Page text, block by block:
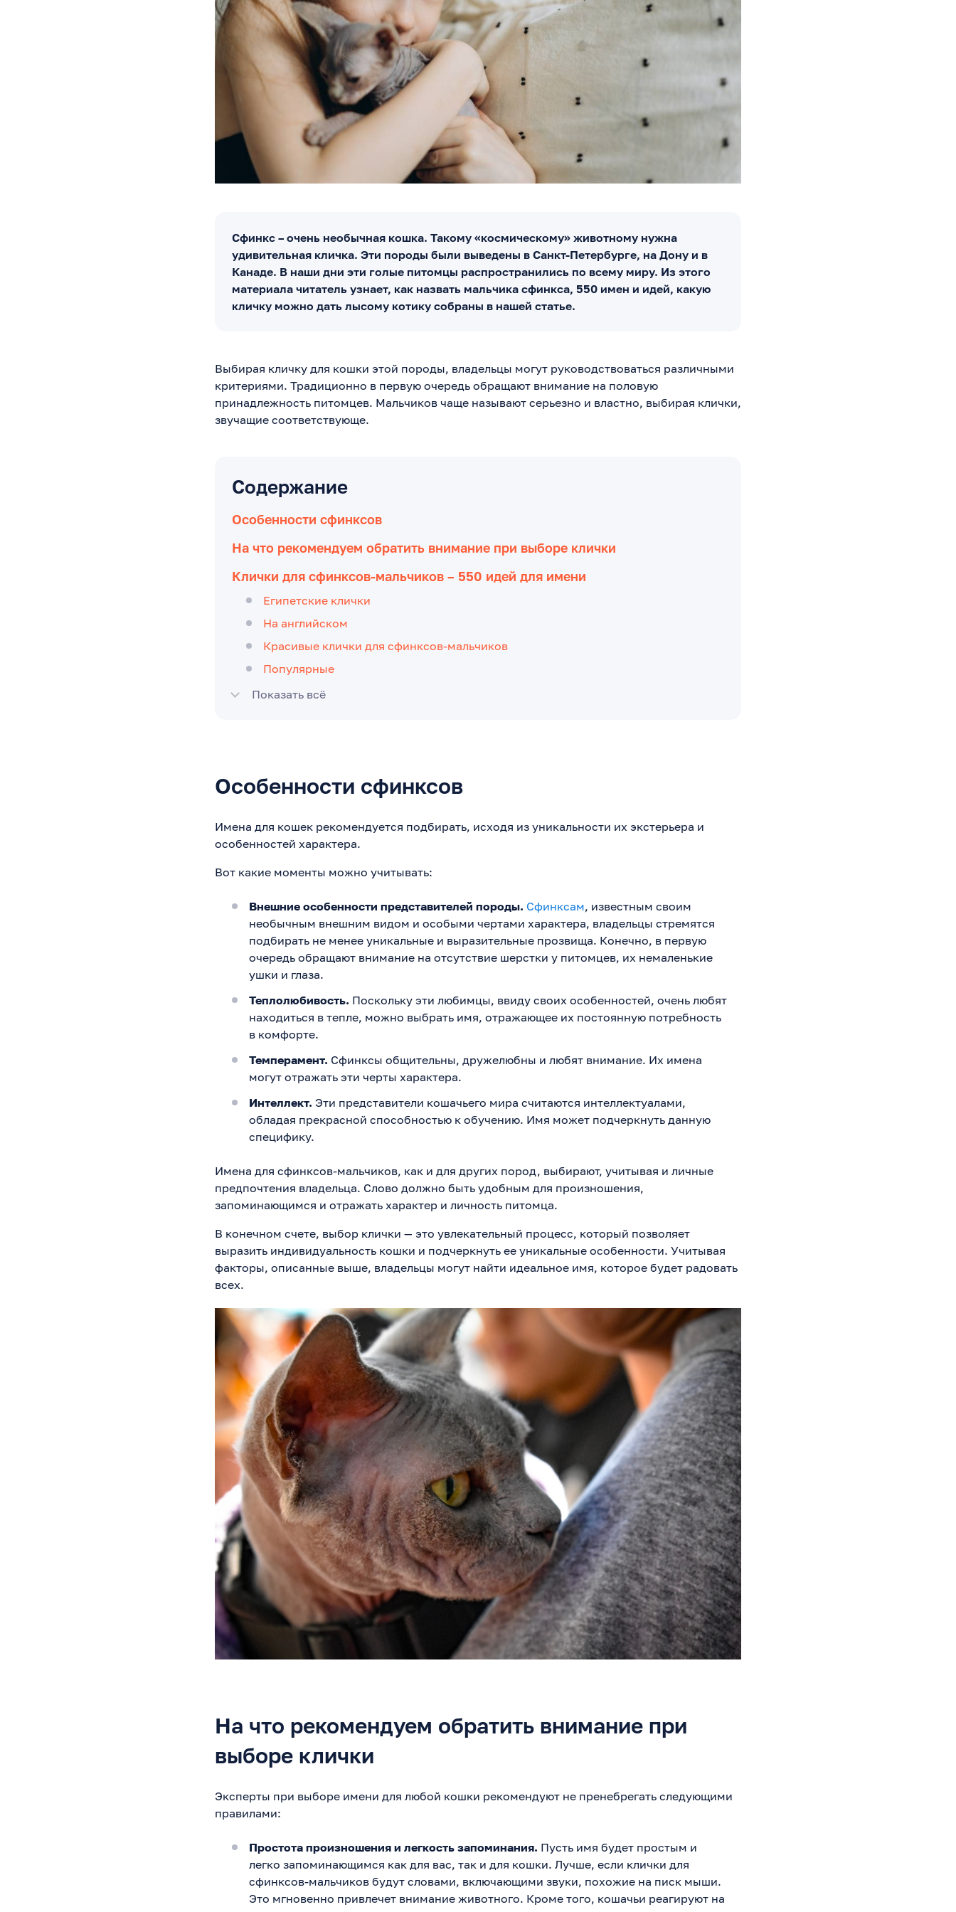
Сфинкс – очень необычная кошка. Такому «космическому» животному нужна
удивительная кличка. Эти породы были выведены в Санкт-Петербурге, на Дону и в
Канаде. В наши дни эти голые питомцы распространились по всему миру. Из этого
материала читатель узнает, как назвать мальчика сфинкса, 550 имен и идей, какую
кличку можно дать лысому котику собраны в нашей статье.
Выбирая кличку для кошки этой породы, владельцы могут руководствоваться различными
критериями. Традиционно в первую очередь обращают внимание на половую
принадлежность питомцев. Мальчиков чаще называют серьезно и властно, выбирая клички,
звучащие соответствующе.
Содержание
Особенности сфинксов
На что рекомендуем обратить внимание при выборе клички
Клички для сфинксов-мальчиков – 550 идей для имени
Египетские клички
На английском
Красивые клички для сфинксов-мальчиков
Популярные
Показать всё
Особенности сфинксов
Имена для кошек рекомендуется подбирать, исходя из уникальности их экстерьера и
особенностей характера.
Вот какие моменты можно учитывать:
Внешние особенности представителей породы. Сфинксам, известным своим
необычным внешним видом и особыми чертами характера, владельцы стремятся
подбирать не менее уникальные и выразительные прозвища. Конечно, в первую
очередь обращают внимание на отсутствие шерстки у питомцев, их немаленькие
ушки и глаза.
Теплолюбивость. Поскольку эти любимцы, ввиду своих особенностей, очень любят
находиться в тепле, можно выбрать имя, отражающее их постоянную потребность
в комфорте.
Темперамент. Сфинксы общительны, дружелюбны и любят внимание. Их имена
могут отражать эти черты характера.
Интеллект. Эти представители кошачьего мира считаются интеллектуалами,
обладая прекрасной способностью к обучению. Имя может подчеркнуть данную
специфику.
Имена для сфинксов-мальчиков, как и для других пород, выбирают, учитывая и личные
предпочтения владельца. Слово должно быть удобным для произношения,
запоминающимся и отражать характер и личность питомца.
В конечном счете, выбор клички — это увлекательный процесс, который позволяет
выразить индивидуальность кошки и подчеркнуть ее уникальные особенности. Учитывая
факторы, описанные выше, владельцы могут найти идеальное имя, которое будет радовать
всех.
На что рекомендуем обратить внимание при
выборе клички
Эксперты при выборе имени для любой кошки рекомендуют не пренебрегать следующими
правилами:
Простота произношения и легкость запоминания. Пусть имя будет простым и
легко запоминающимся как для вас, так и для кошки. Лучше, если клички для
сфинксов-мальчиков будут словами, включающими звуки, похожие на писк мыши.
Это мгновенно привлечет внимание животного. Кроме того, кошачьи реагируют на